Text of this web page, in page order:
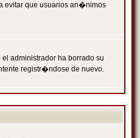
evitar que usuarios an�nimos
administrador ha borrado su
registr�ndose de nuevo.